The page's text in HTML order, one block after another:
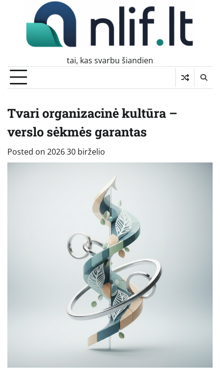
tai, kas svarbu šiandien
Tvari organizacinė kultūra –
verslo sėkmės garantas
Posted on 2026 30 birželio